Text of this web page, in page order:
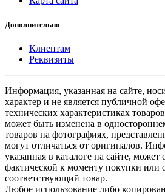
Дополнительно
Клиентам
Реквизиты
Информация, указанная на сайте,
характер и не является публичной
технических характеристиках
может быть изменена в
товаров на фотографиях,
могут отличаться от оригиналов.
указанная в каталоге на сайте, может
фактической к моменту покупки или
соответствующий товар.
Любое использование либо